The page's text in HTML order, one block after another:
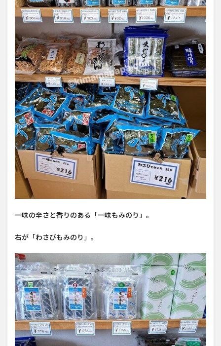
一味の辛さと香りのある「一味もみのり」。
右が「わさびもみのり」。